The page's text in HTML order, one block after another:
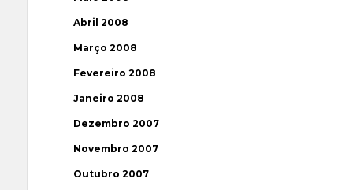
Abril 2008
Março 2008
Fevereiro 2008
Janeiro 2008
Dezembro 2007
Novembro 2007
Outubro 2007